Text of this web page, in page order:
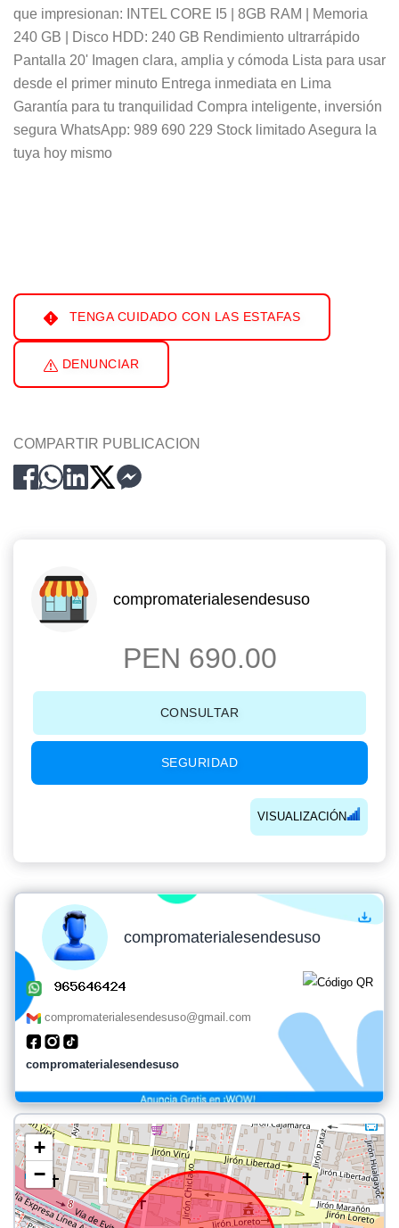
que impresionan: INTEL CORE I5 | 8GB RAM | Memoria
240 GB | Disco HDD: 240 GB Rendimiento ultrarrápido
Pantalla 20' Imagen clara, amplia y cómoda Lista para usar
desde el primer minuto Entrega inmediata en Lima
Garantía para tu tranquilidad Compra inteligente, inversión
segura WhatsApp: 989 690 229 Stock limitado Asegura la
tuya hoy mismo
TENGA CUIDADO CON LAS ESTAFAS
DENUNCIAR
COMPARTIR PUBLICACION
compromaterialesendesuso
PEN 690.00
CONSULTAR
SEGURIDAD
VISUALIZACIÓN
compromaterialesendesuso
compromaterialesendesuso@gmail.com
compromaterialesendesuso
+
−